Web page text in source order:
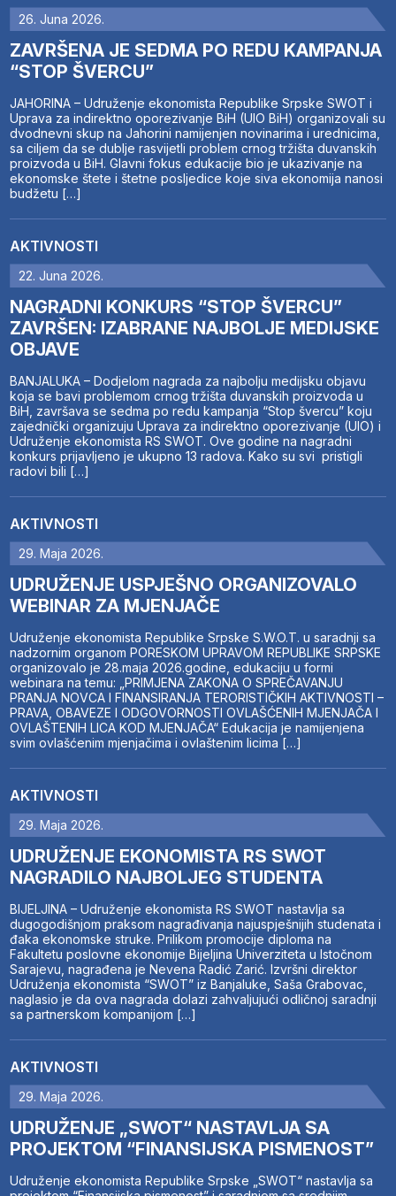
26. Juna 2026.
ZAVRŠENA JE SEDMA PO REDU KAMPANJA
“STOP ŠVERCU”
JAHORINA – Udruženje ekonomista Republike Srpske SWOT i
Uprava za indirektno oporezivanje BiH (UIO BiH) organizovali su
dvodnevni skup na Jahorini namijenjen novinarima i urednicima,
sa ciljem da se dublje rasvijetli problem crnog tržišta duvanskih
proizvoda u BiH. Glavni fokus edukacije bio je ukazivanje na
ekonomske štete i štetne posljedice koje siva ekonomija nanosi
budžetu […]
AKTIVNOSTI
22. Juna 2026.
NAGRADNI KONKURS “STOP ŠVERCU”
ZAVRŠEN: IZABRANE NAJBOLJE MEDIJSKE
OBJAVE
BANJALUKA – Dodjelom nagrada za najbolju medijsku objavu
koja se bavi problemom crnog tržišta duvanskih proizvoda u
BiH, završava se sedma po redu kampanja “Stop švercu” koju
zajednički organizuju Uprava za indirektno oporezivanje (UIO) i
Udruženje ekonomista RS SWOT. Ove godine na nagradni
konkurs prijavljeno je ukupno 13 radova. Kako su svi pristigli
radovi bili […]
AKTIVNOSTI
29. Maja 2026.
UDRUŽENJE USPJEŠNO ORGANIZOVALO
WEBINAR ZA MJENJAČE
Udruženje ekonomista Republike Srpske S.W.O.T. u saradnji sa
nadzornim organom PORESKOM UPRAVOM REPUBLIKE SRPSKE
organizovalo je 28.maja 2026.godine, edukaciju u formi
webinara na temu: „PRIMJENA ZAKONA O SPREČAVANJU
PRANJA NOVCA I FINANSIRANJA TERORISTIČKIH AKTIVNOSTI –
PRAVA, OBAVEZE I ODGOVORNOSTI OVLAŠĆENIH MJENJAČA I
OVLAŠTENIH LICA KOD MJENJAČA“ Edukacija je namijenjena
svim ovlašćenim mjenjačima i ovlaštenim licima […]
AKTIVNOSTI
29. Maja 2026.
UDRUŽENJE EKONOMISTA RS SWOT
NAGRADILO NAJBOLJEG STUDENTA
BIJELJINA – Udruženje ekonomista RS SWOT nastavlja sa
dugogodišnjom praksom nagrađivanja najuspješnijih studenata i
đaka ekonomske struke. Prilikom promocije diploma na
Fakultetu poslovne ekonomije Bijeljina Univerziteta u Istočnom
Sarajevu, nagrađena je Nevena Radić Zarić. Izvršni direktor
Udruženja ekonomista “SWOT” iz Banjaluke, Saša Grabovac,
naglasio je da ova nagrada dolazi zahvaljujući odličnoj saradnji
sa partnerskom kompanijom […]
AKTIVNOSTI
29. Maja 2026.
UDRUŽENJE „SWOT“ NASTAVLJA SA
PROJEKTOM “FINANSIJSKA PISMENOST”
Udruženje ekonomista Republike Srpske „SWOT“ nastavlja sa